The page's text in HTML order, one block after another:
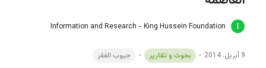
Information and Research - King Hussein Foundation
9 أبريل، 2014 بحوث و تقارير جيوب الفقر